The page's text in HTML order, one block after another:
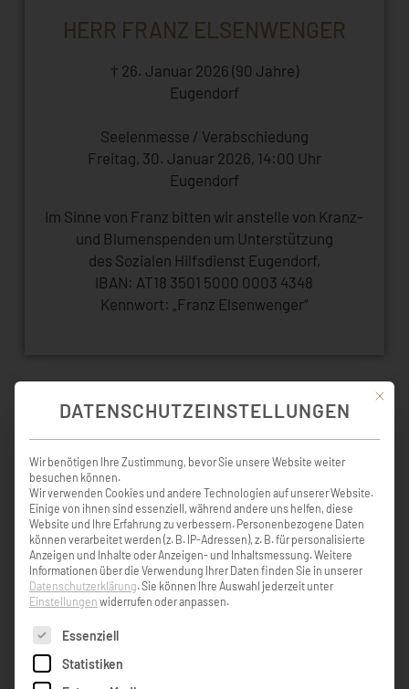
HERR FRANZ ELSENWENGER
† 26. Januar 2026 (90 Jahre)
Eugendorf
Seelenmesse / Verabschiedung
Freitag, 30. Januar 2026, 14:00 Uhr
Eugendorf
Im Sinne von Franz bitten wir anstelle von Kranz-
und Blumenspenden um Unterstützung
des Sozialen Hilfsdienst Eugendorf,
IBAN: AT18 3501 5000 0003 4348
Kennwort: „Franz Elsenwenger“
Unser aufrichtiges Beileid der ganzen
Familie. Ich habe jeden Tag eine gute
Erinnerung an Franz, wenn ich in meiner
Küche koche. Meine erste Küche hat Franz
mir gemacht und Herbert meine zweite. Ich
habe es jeden Tag vor Augen …. Helene und
Mit
DATENSCHUTZEINSTELLUNGEN
Wir benötigen Ihre Zustimmung, bevor Sie unsere Website weiter
besuchen können.
Wir verwenden Cookies und andere Technologien auf unserer Website.
Einige von ihnen sind essenziell, während andere uns helfen, diese
Website und Ihre Erfahrung zu verbessern. Personenbezogene Daten
können verarbeitet werden (z. B. IP-Adressen), z. B. für personalisierte
Anzeigen und Inhalte oder Anzeigen- und Inhaltsmessung.Weitere
Informationen über die Verwendung Ihrer Daten finden Sie in unserer
Datenschutzerklärung.Sie können Ihre Auswahl jederzeit unter
Einstellungen widerrufen oder anpassen.
Es folgt eine Liste der Service-Gruppen, für die eine
Essenziell
Statistiken